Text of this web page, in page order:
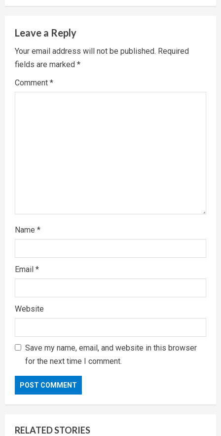
a
v
i
g
a
Leave a Reply
Your email address will not be published. Required
fields are marked *
Comment *
Name *
Email *
Website
Save my name, email, and website in this browser
for the next time I comment.
RELATED STORIES